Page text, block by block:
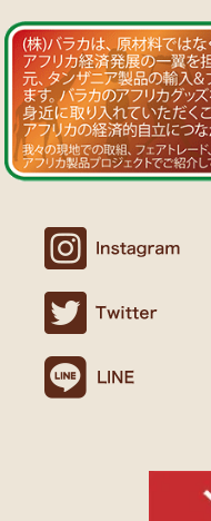
ューナッツ＜素焼き＞ 賞
11/1：【MOTTAINAI】～
ューナッツ＜うす塩＞ 賞
11/1：アフリカ・ガラスビ
グビーズ～現地職人の特別
コーナー新入荷！～人気
10/27：ティンガティンガ
名ごとに2つのカテゴリー
→ 作家名 A―L
→ 作
10/24：
サリーコーナー新入荷！
荷！～アフリカの色×こさ
カンガスタイル、アフリカ
Ｍさまより カンガへ
バラカのショップは、カン
タンも、このワンピースも
でも外でも）にとてもイイ
アフリカンピアス３７ カウ
しっかりした作りでイメー
似たテイストのネックレス
連絡や包装などもよかった
Ｏさまより キテンゲへ
無事、商品受け取りました
また、バラカさんのイベン